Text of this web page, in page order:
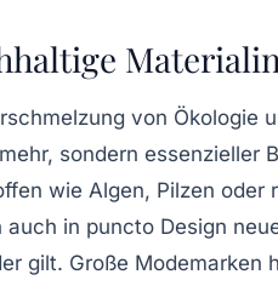
von Ökologie
sondern essenzieller
wie Algen, Pilzen
auch in puncto Design
gilt. Große Modemarken